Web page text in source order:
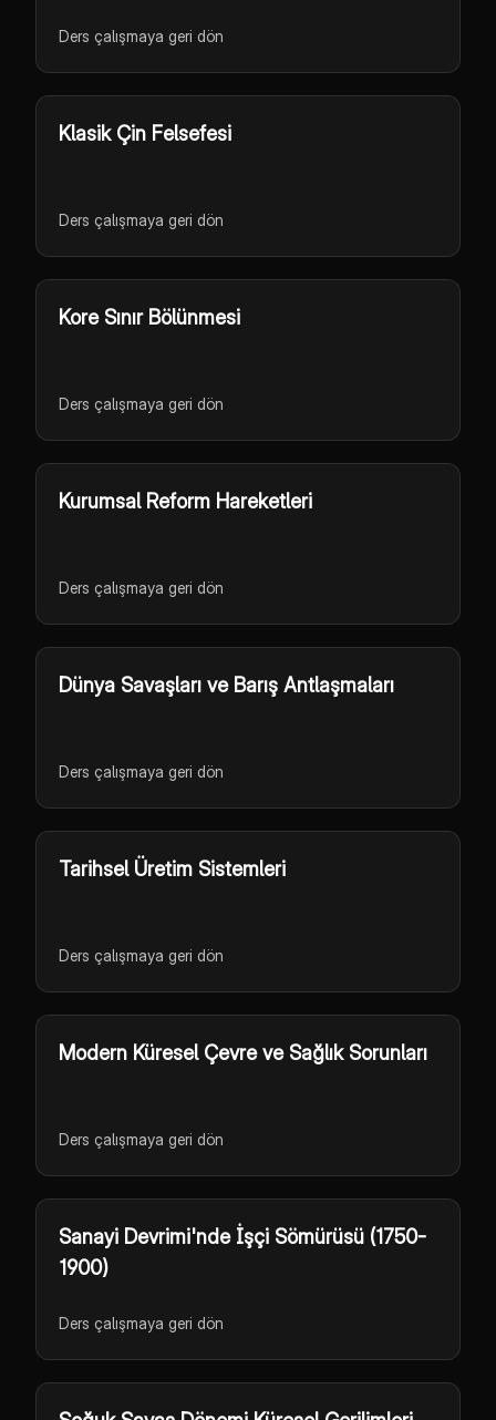
Ders çalışmaya geri dön
Klasik Çin Felsefesi
Ders çalışmaya geri dön
Kore Sınır Bölünmesi
Ders çalışmaya geri dön
Kurumsal Reform Hareketleri
Ders çalışmaya geri dön
Dünya Savaşları ve Barış Antlaşmaları
Ders çalışmaya geri dön
Tarihsel Üretim Sistemleri
Ders çalışmaya geri dön
Modern Küresel Çevre ve Sağlık Sorunları
Ders çalışmaya geri dön
Sanayi Devrimi'nde İşçi Sömürüsü (1750-
1900)
Ders çalışmaya geri dön